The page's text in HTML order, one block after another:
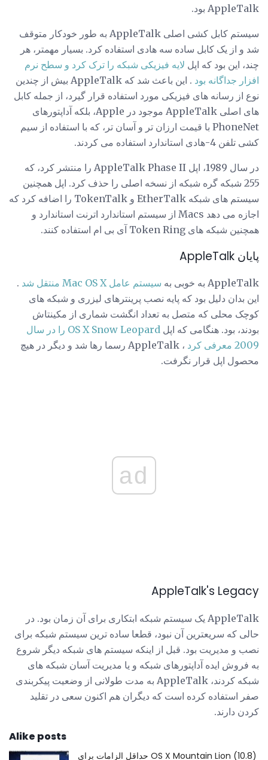
AppleTalk بود.
سیستم کابل کشی اصلی AppleTalk به طور خودکار متوقف
شد و از یک کابل ساده سه هادی استفاده کرد. بسیار مهمتر، هر
چند، این بود که اپل لايه فیزیکی شبکه را ترک کرد و سطح نرم
افزار جداگانه بود
. این باعث شد که AppleTalk بیش از چندین
نوع از رسانه های فیزیکی مورد استفاده قرار گیرد، از جمله کابل
های اصلی AppleTalk موجود در Apple، بلکه آداپتورهای
PhoneNet با قیمت ارزان تر و آسان تر، که با استفاده از سیم
کشی تلفن 4-هادی استاندارد استفاده می کردند.
در سال 1989، اپل AppleTalk Phase II را منتشر کرد، که
255 شبکه گره شبکه از نسخه اصلی را حذف کرد. اپل همچنین
سیستم های شبکه EtherTalk و TokenTalk را اضافه کرد که
اجازه می دهد Macs از سیستم استاندارد اترنت استاندارد و
همچنین شبکه های Token Ring آی بی ام استفاده کنند.
پایان AppleTalk
AppleTalk به خوبی به سیستم عامل Mac OS X منتقل شد
.
این بدان دلیل بود که پایه نصب پرینترهای لیزری و شبکه های
کوچک محلی که متصل به تعداد انگشت شماری از مکینتاش
بودند، بود. هنگامی که اپل
OS X Snow Leopard را در سال
2009 معرفی کرد
، AppleTalk رسما رها شد و دیگر در هیچ
محصول اپل قرار نگرفت.
ad
AppleTalk's Legacy
AppleTalk یک سیستم شبکه ابتکاری برای آن زمان بود. در
حالی که سریعترین آن نبود، قطعا ساده ترین سیستم شبکه برای
نصب و مدیریت بود. قبل از اینکه سیستم های شبکه دیگر شروع
به فروش ایده آداپتورهای شبکه و یا مدیریت آسان شبکه های
شبکه کردند، AppleTalk به مدت طولانی از وضعیت پیکربندی
صفر استفاده کرده است که دیگران هم اکنون سعی در تقلید
کردن دارند.
Alike posts
حداقل الزامات برای OS X Mountain Lion (10.8)